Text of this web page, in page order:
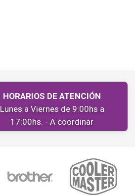
HORARIOS DE ATENCIÓN
Lunes a Viernes de 9:00hs a
17:00hs. - A coordinar